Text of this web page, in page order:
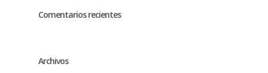
Comentarios recientes
Archivos